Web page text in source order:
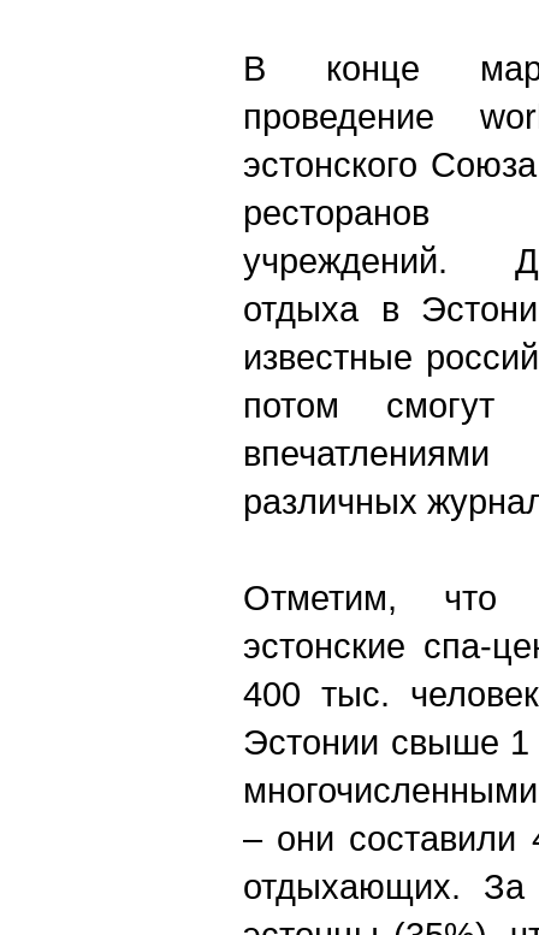
В конце
проведение
эстонского
учреждений.
отдыха в
известные
потом смогут
различных
Отметим, что
эстонские спа-
400 тыс.
Эстонии свыше
– они составили
отдыхающих.